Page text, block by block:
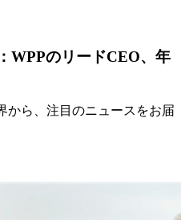
WPPのリードCEO、年
から、注目のニュースをお届